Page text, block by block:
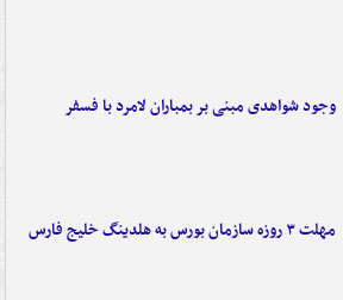
وجود شواهدی مبنی بر بمباران لامرد با فسفر
مهلت ۳ روزه سازمان بورس به هلدینگ خلیج فارس